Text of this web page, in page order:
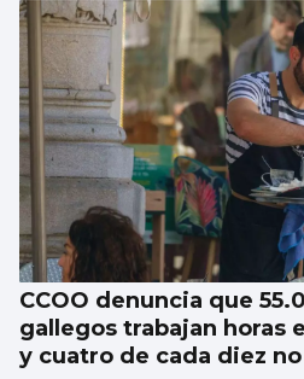
CCOO denuncia que
gallegos trabajan horas
y cuatro de cada diez